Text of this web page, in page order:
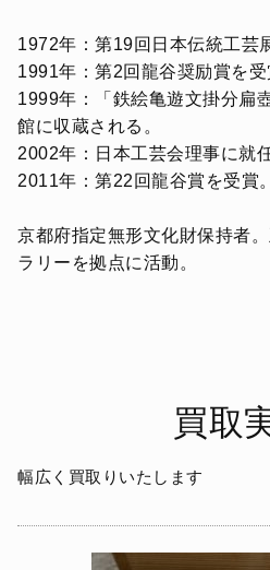
1972年：第19回日本伝統工芸
1991年：第2回龍谷奨励賞を受
1999年：「鉄絵亀遊文掛分扁
館に収蔵される。
2002年：日本工芸会理事に就任
2011年：第22回龍谷賞を受賞。
京都府指定無形文化財保持者
ラリーを拠点に活動。
買取
幅広く買取りいたします